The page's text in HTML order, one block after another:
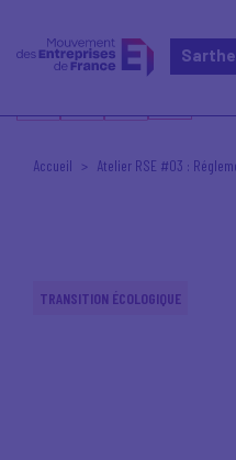
Sarthe
Accueil Atelier RSE #03 :
TRANSITION ÉCOLOGIQUE